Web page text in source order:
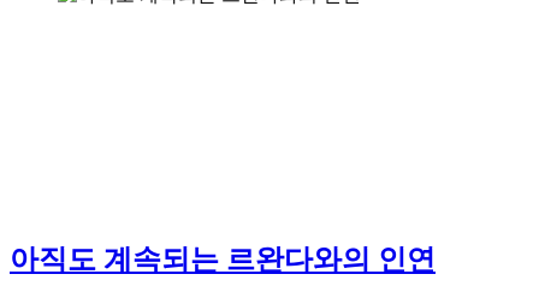
아직도 계속되는 르완다와의 인연